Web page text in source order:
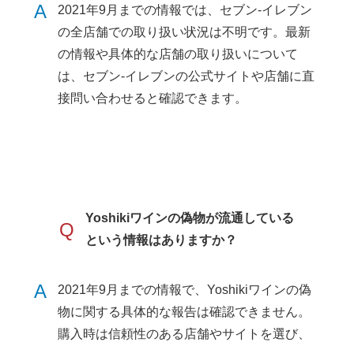
A
2021年9月までの情報では、セブン-イレブン
の全店舗での取り扱い状況は不明です。最新
の情報や具体的な店舗の取り扱いについて
は、セブン-イレブンの公式サイトや店舗に直
接問い合わせると確認できます。
Q
Yoshikiワインの偽物が流通している
という情報はありますか？
A
2021年9月までの情報で、Yoshikiワインの偽
物に関する具体的な報告は確認できません。
購入時は信頼性のある店舗やサイトを選び、